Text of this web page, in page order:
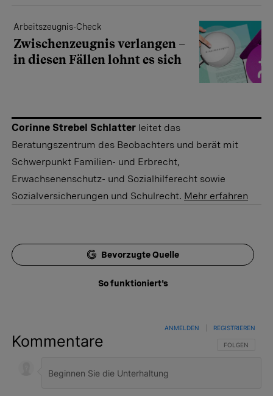
Arbeitszeugnis-Check
Zwischenzeugnis verlangen –
in diesen Fällen lohnt es sich
Corinne Strebel Schlatter leitet das
Beratungszentrum des Beobachters und berät mit
Schwerpunkt Familien- und Erbrecht,
Erwachsenenschutz- und Sozialhilferecht sowie
Sozialversicherungen und Schulrecht. Mehr erfahren
Bevorzugte Quelle
So funktioniert's
Kommentare FOLGE DIESER
FOLGEN
ANMELDEN REGISTRIEREN